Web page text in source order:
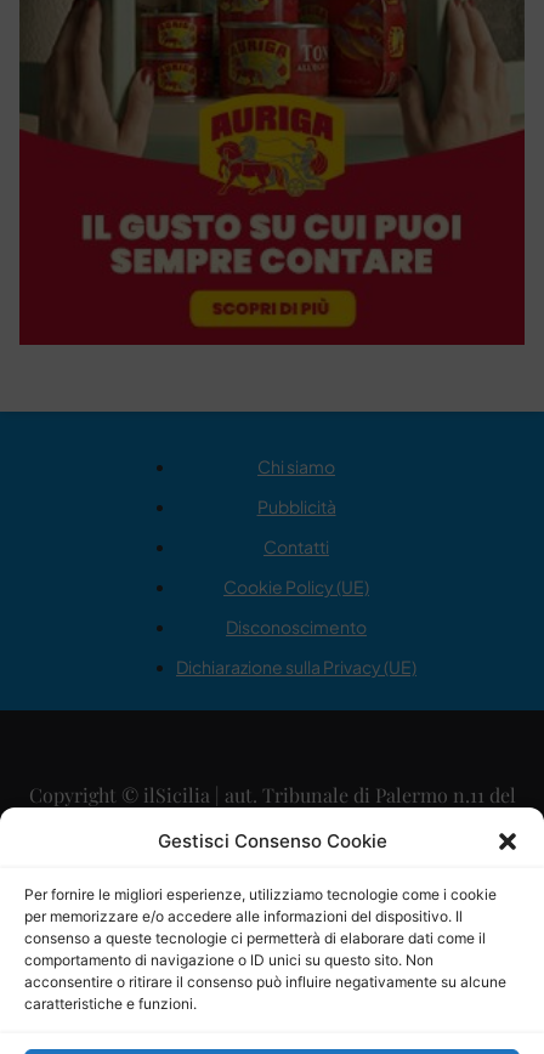
Gestisci Consenso Cookie
Per fornire le migliori esperienze, utilizziamo tecnologie come i cookie
per memorizzare e/o accedere alle informazioni del dispositivo. Il
consenso a queste tecnologie ci permetterà di elaborare dati come il
comportamento di navigazione o ID unici su questo sito. Non
acconsentire o ritirare il consenso può influire negativamente su alcune
caratteristiche e funzioni.
Chi siamo
Pubblicità
Contatti
Cookie Policy (UE)
Disconoscimento
Dichiarazione sulla Privacy (UE)
Copyright © ilSicilia | aut. Tribunale di Palermo n.11 del
29/09/2015
Direttore Editoriale: Maurizio Scaglione
Direttore Responsabile: Maria Calabrese